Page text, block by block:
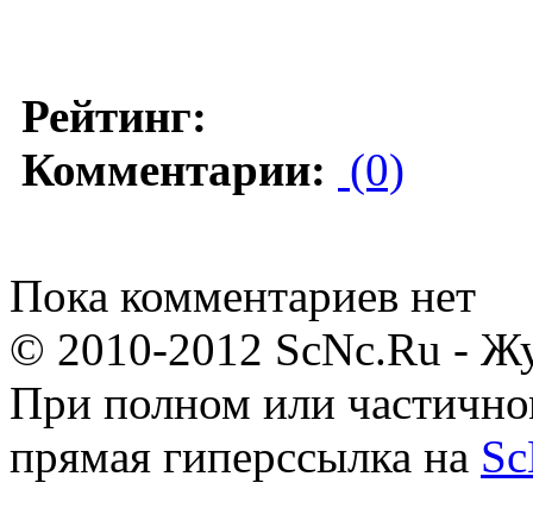
Рейтинг:
Комментарии: (0)
Пока комментариев нет
© 2010-2012 ScNc.Ru -
При полном или
прямая гиперссылка на